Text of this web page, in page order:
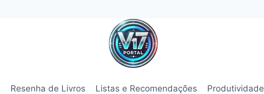
Resenha de Livros Listas e Recomendações Produtividade